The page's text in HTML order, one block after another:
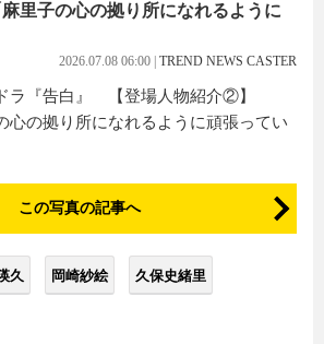
子の心の拠り所になれるように
2026.07.08 06:00 TREND NEWS CASTER
ラ『告白』 【登場人物紹介②】
心の拠り所になれるように頑張ってい
この写真の記事へ
久 岡崎紗絵 久保史緒里